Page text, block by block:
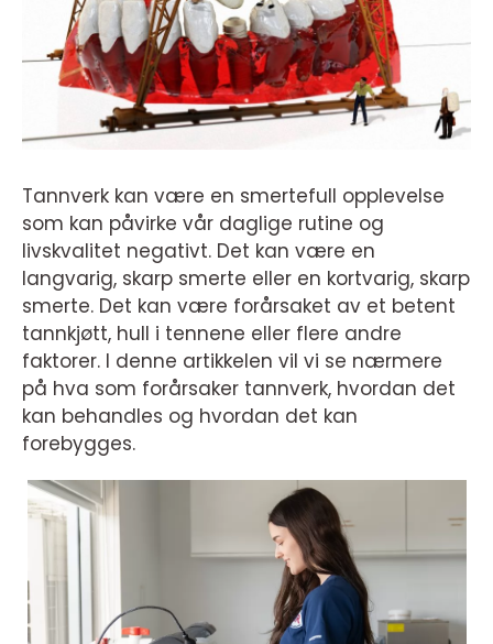
Tannverk kan være en smertefull opplevelse
som kan påvirke vår daglige rutine og
livskvalitet negativt. Det kan være en
langvarig, skarp smerte eller en kortvarig, skarp
smerte. Det kan være forårsaket av et betent
tannkjøtt, hull i tennene eller flere andre
faktorer. I denne artikkelen vil vi se nærmere
på hva som forårsaker tannverk, hvordan det
kan behandles og hvordan det kan
forebygges.